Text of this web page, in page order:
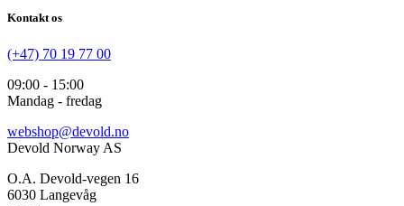
Kontakt os
(+47) 70 19 77 00
09:00 - 15:00
Mandag - fredag
webshop@devold.no
Devold Norway AS
O.A. Devold-vegen 16
6030 Langevåg